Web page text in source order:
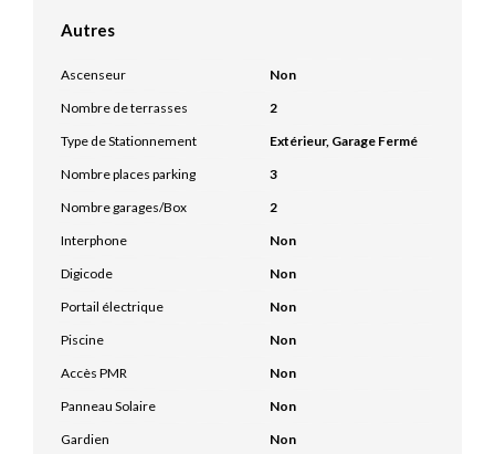
Autres
Ascenseur
Non
Nombre de terrasses
2
Type de Stationnement
Extérieur, Garage Fermé
Nombre places parking
3
Nombre garages/Box
2
Interphone
Non
Digicode
Non
Portail électrique
Non
Piscine
Non
Accès PMR
Non
Panneau Solaire
Non
Gardien
Non